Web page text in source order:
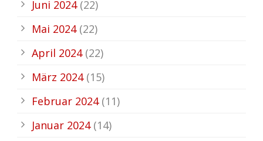
Juni 2024(22)
Mai 2024(22)
April 2024(22)
März 2024(15)
Februar 2024(11)
Januar 2024(14)